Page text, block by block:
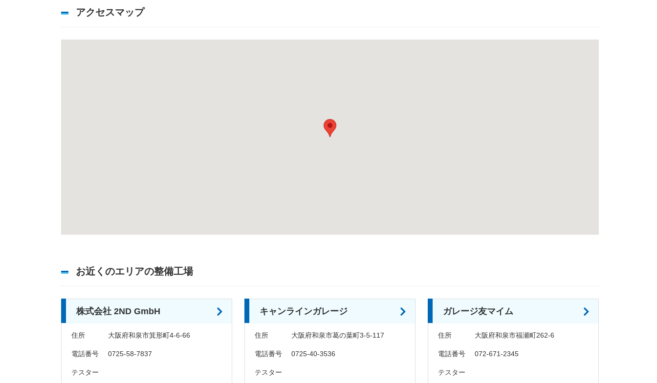
アクセスマップ
お近くのエリアの整備工場
株式会社 2ND GmbH
住所 大阪府和泉市箕形町4-6-66
電話番号 0725-58-7837
テスター
キャンラインガレージ
住所 大阪府和泉市葛の葉町3-5-117
電話番号 0725-40-3536
テスター
ガレージ友マイム
住所 大阪府和泉市福瀬町262-6
電話番号 072-671-2345
テスター